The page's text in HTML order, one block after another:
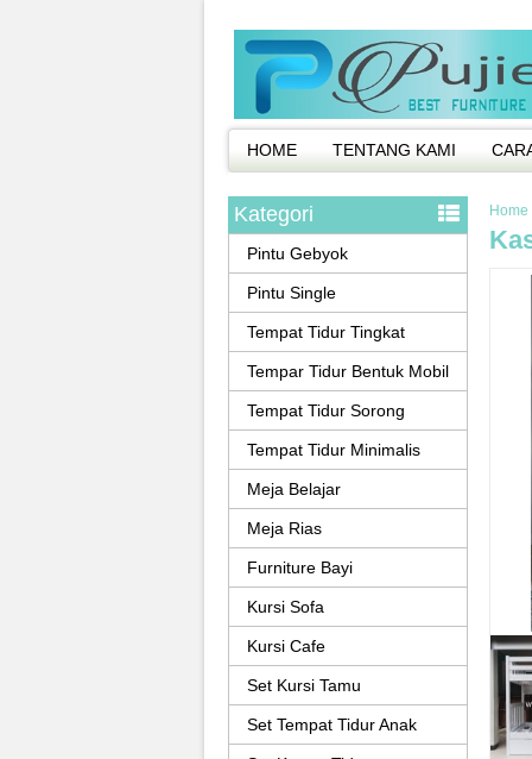
HOME TENTANG KAMI
Home
Kategori
Pintu Gebyok
Pintu Single
Tempat Tidur Tingkat
Tempar Tidur Bentuk Mobil
Tempat Tidur Sorong
Tempat Tidur Minimalis
Meja Belajar
Meja Rias
Furniture Bayi
Kursi Sofa
Kursi Cafe
Set Kursi Tamu
Set Tempat Tidur Anak